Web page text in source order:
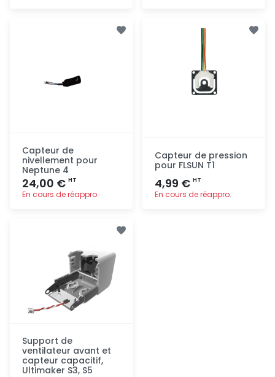
Capteur de
nivellement pour
Neptune 4
24,00 € HT
En cours de réappro.
Capteur de pression
pour FLSUN T1
4,99 € HT
En cours de réappro.
Support de
ventilateur avant et
capteur capacitif,
Ultimaker S3, S5